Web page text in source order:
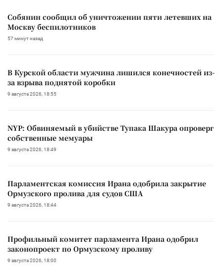
Собянин сообщил об уничтожении пяти летевших на
Москву беспилотников
57 минут назад
В Курской области мужчина лишился конечностей из-
за взрыва поднятой коробки
9 августа 2026, 18:55
NYP: Обвиняемый в убийстве Тупака Шакура опроверг
собственные мемуары
9 августа 2026, 18:49
Парламентская комиссия Ирана одобрила закрытие
Ормузского пролива для судов США
9 августа 2026, 18:44
Профильный комитет парламента Ирана одобрил
законопроект по Ормузскому проливу
9 августа 2026, 18:00